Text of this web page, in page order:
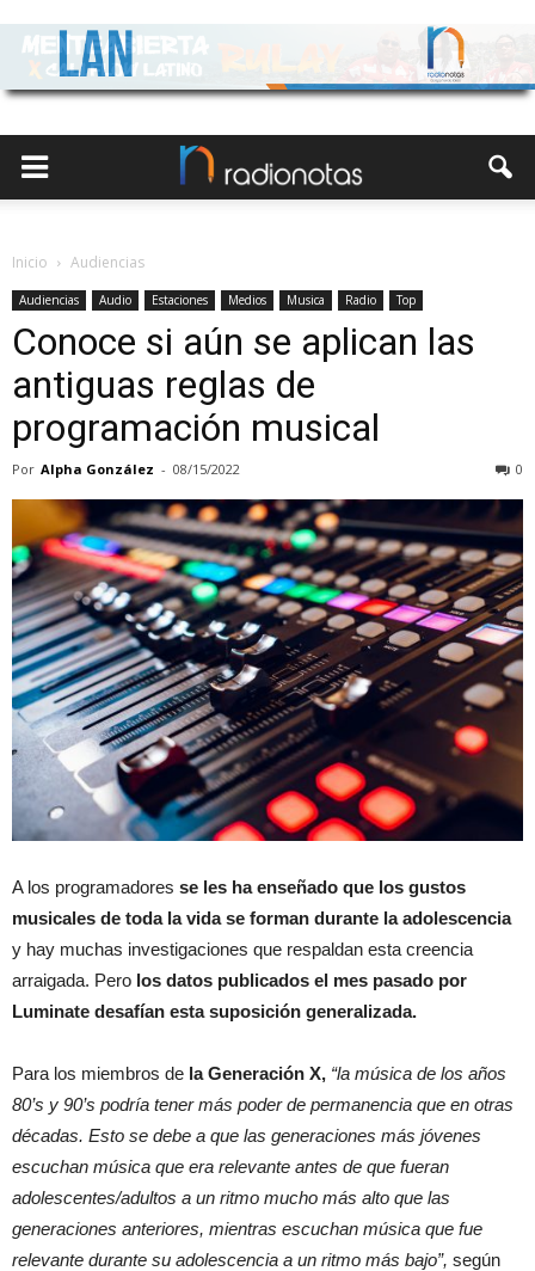
Inicio Audiencias
Audiencias Audio Estaciones Medios Musica Radio Top
Conoce si aún se aplican las
antiguas reglas de
programación musical
Por Alpha González - 08/15/2022 0
A los programadores se les ha enseñado que los gustos
musicales de toda la vida se forman durante la adolescencia
y hay muchas investigaciones que respaldan esta creencia
arraigada. Pero los datos publicados el mes pasado por
Luminate desafían esta suposición generalizada.
Para los miembros de la Generación X, “la música de los años
80’s y 90’s podría tener más poder de permanencia que en otras
décadas. Esto se debe a que las generaciones más jóvenes
escuchan música que era relevante antes de que fueran
adolescentes/adultos a un ritmo mucho más alto que las
generaciones anteriores, mientras escuchan música que fue
relevante durante su adolescencia a un ritmo más bajo”, según